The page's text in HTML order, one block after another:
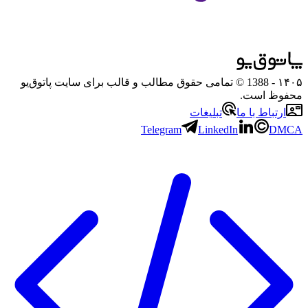
۱۴۰۵
- 1388 © تمامی حقوق مطالب و قالب برای سایت پاتوق‌یو
محفوظ است.
ارتباط با ما
تبلیغات
Telegram
LinkedIn DMCA